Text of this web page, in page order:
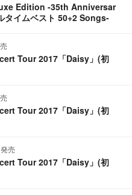
Edition -35th Anniversar
タイムベスト 50+2 Songs-
Tour 2017「Daisy」(初
Tour 2017「Daisy」(初
売
Tour 2017「Daisy」(初